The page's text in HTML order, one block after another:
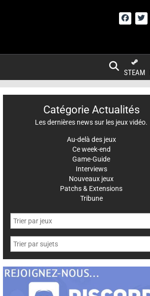
STEAM
Catégorie Actualités
Les dernières news sur les jeux vidéo.
Au-delà des jeux
Ce week-end
Game-Guide
Interviews
Nouveaux jeux
Patchs & Extensions
Tribune